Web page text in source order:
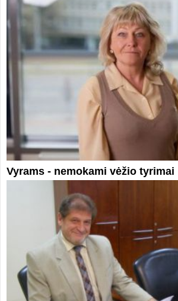
Vyrams - nemokami vėžio tyrimai